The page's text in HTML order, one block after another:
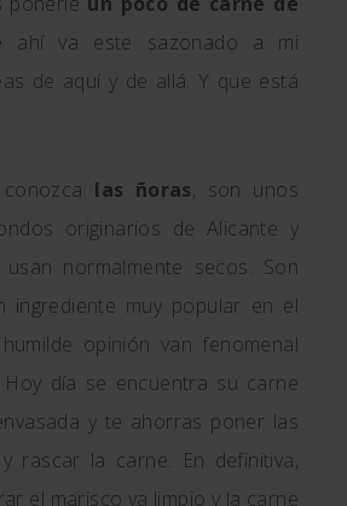
ahí va este sazonado a mi
de aquí y de allá. Y que está
las ñoras, son unos
originarios de Alicante y
normalmente secos. Son
ingrediente muy popular en el
opinión van fenomenal
día se encuentra su carne
y te ahorras poner las
rascar la carne. En definitiva,
el marisco ya limpio y la carne